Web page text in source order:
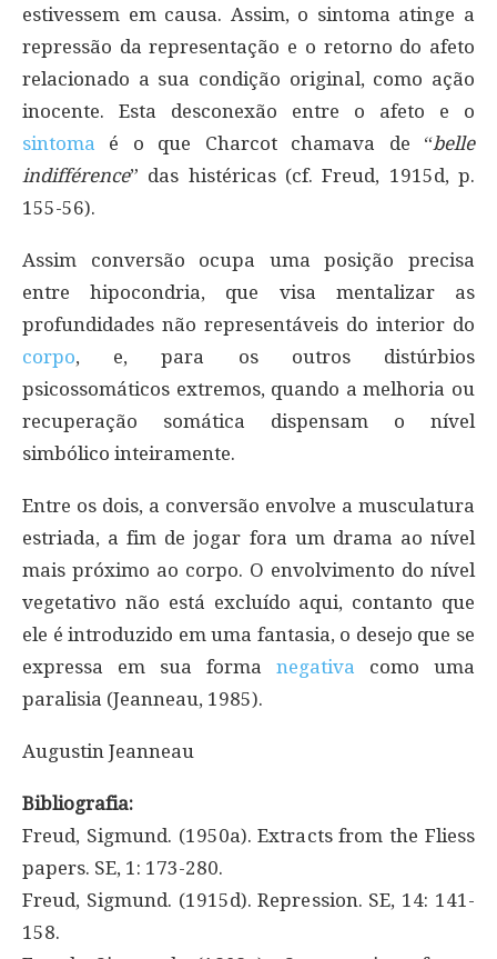
estivessem em causa. Assim, o sintoma atinge a
repressão da representação e o retorno do afeto
relacionado a sua condição original, como ação
inocente. Esta desconexão entre o afeto e o
sintoma é o que Charcot chamava de “belle
indifférence” das histéricas (cf. Freud, 1915d, p.
155-56).
Assim conversão ocupa uma posição precisa
entre hipocondria, que visa mentalizar as
profundidades não representáveis ​​do interior do
corpo, e, para os outros distúrbios
psicossomáticos extremos, quando a melhoria ou
recuperação somática dispensam o nível
simbólico inteiramente.
Entre os dois, a conversão envolve a musculatura
estriada, a fim de jogar fora um drama ao nível
mais próximo ao corpo. O envolvimento do nível
vegetativo não está excluído aqui, contanto que
ele é introduzido em uma fantasia, o desejo que se
expressa em sua forma negativa como uma
paralisia (Jeanneau, 1985).
Augustin Jeanneau
Bibliografia:
Freud, Sigmund. (1950a). Extracts from the Fliess
papers. SE, 1: 173-280.
Freud, Sigmund. (1915d). Repression. SE, 14: 141-
158.